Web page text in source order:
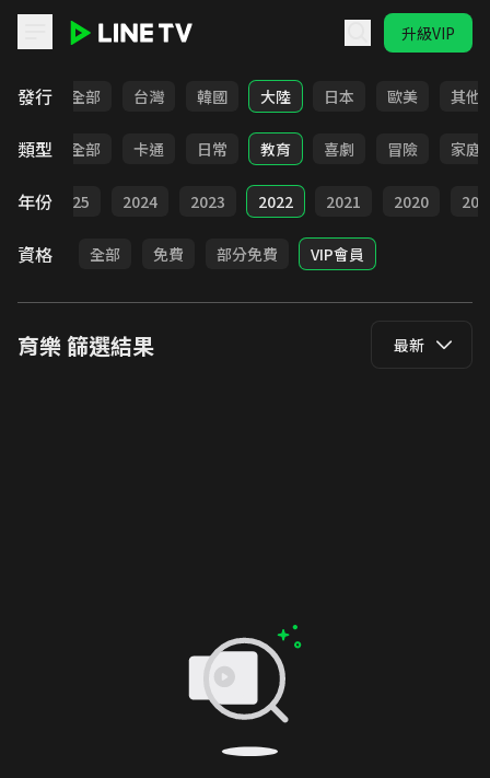
升級VIP
發行 全部 台灣 韓國 大陸 日本 歐美 其他
類型 全部 卡通 日常 教育 喜劇 冒險 家庭
年份
部 2025 2024 2023 2022 2021 2020
資格 全部 免費 部分免費 VIP會員
育樂篩選結果 最新